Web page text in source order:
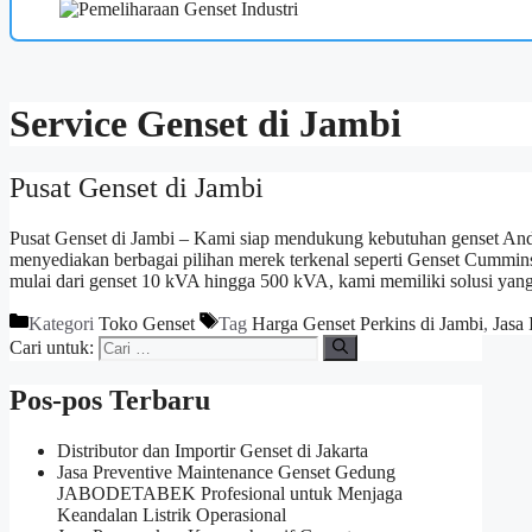
Service Genset di Jambi
Pusat Genset di Jambi
Pusat Genset di Jambi – Kami siap mendukung kebutuhan genset
menyediakan berbagai pilihan merek terkenal seperti Genset
mulai dari genset 10 kVA hingga 500 kVA, kami memiliki solusi
Kategori Toko Genset Tag Harga Genset Perkins di Jambi, Jasa
Cari untuk:
Pos-pos Terbaru
Distributor dan Importir Genset di Jakarta
Jasa Preventive Maintenance Genset Gedung
JABODETABEK Profesional untuk Menjaga
Keandalan Listrik Operasional